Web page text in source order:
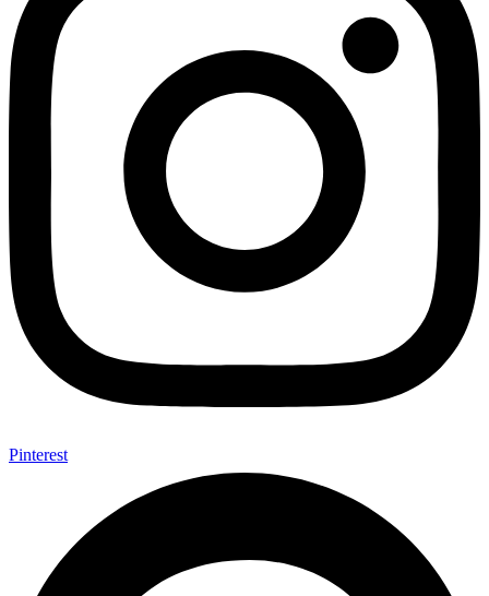
Pinterest